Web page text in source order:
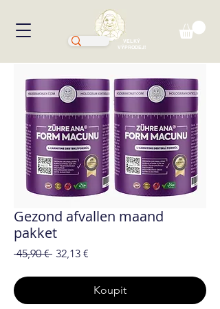
VELKÝ
VÝPRODEJ!
Gezond afvallen maand
pakket
45,90 € Běžná
32,13 €
Koupit